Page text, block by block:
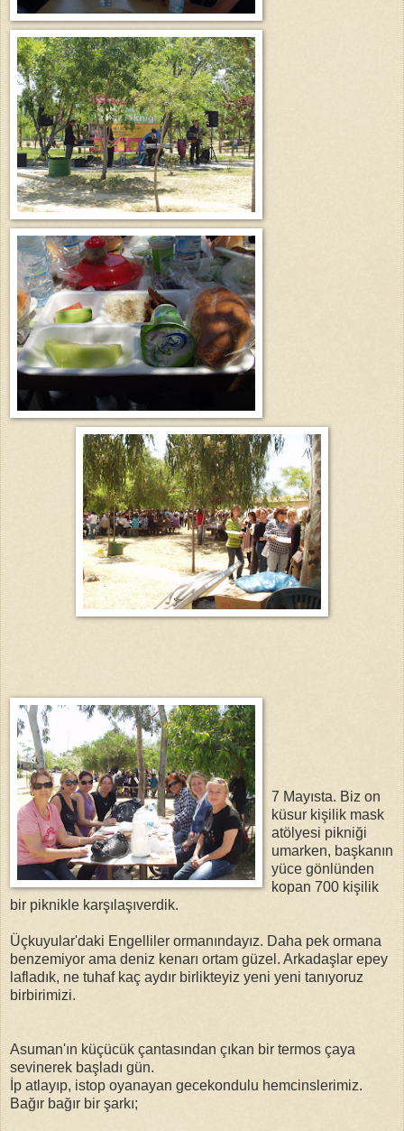
7 Mayısta. Biz on
küsur kişilik mask
atölyesi pikniği
umarken, başkanın
yüce gönlünden
kopan 700 kişilik
bir piknikle karşılaşıverdik.
Üçkuyular'daki Engelliler ormanındayız. Daha pek ormana
benzemiyor ama deniz kenarı ortam güzel. Arkadaşlar epey
lafladık, ne tuhaf kaç aydır birlikteyiz yeni yeni tanıyoruz
birbirimizi.
Asuman'ın küçücük çantasından çıkan bir termos çaya
sevinerek başladı gün.
İp atlayıp, istop oyanayan gecekondulu hemcinslerimiz.
Bağır bağır bir şarkı;